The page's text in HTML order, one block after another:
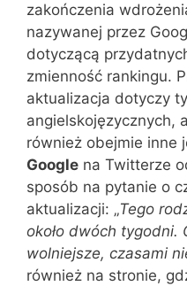
zakończenia
nazywanej przez
dotyczącą
zmienność rankingu.
aktualizacja dotyczy
angielskojęzycznych,
również obejmie inne
Google na Twitterze
sposób na pytanie o
aktualizacji: „Tego
około dwóch tygodni.
wolniejsze, czasami
również na stronie,